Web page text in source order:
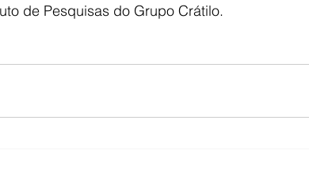
de Pesquisas do Grupo Crátilo.